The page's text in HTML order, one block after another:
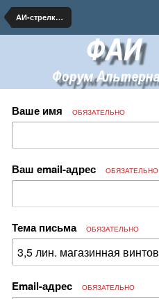
АИ-стрелковое оружие и тяжелое вооружение
Ваше имя ОБЯЗАТЕЛЬНО
Ваш email-адрес ОБЯЗАТЕЛЬНО
Тема письма ОБЯЗАТЕЛЬНО
Email-адрес ОБЯЗАТЕЛЬНО